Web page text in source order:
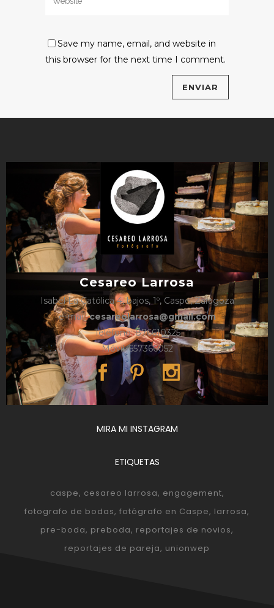
Save my name, email, and website in
this browser for the next time I comment.
Cesareo Larrosa
Isabel La Católica 4, bajos, 1º, Caspe, Zaragoza
e-mail:cesareolarrosa@gmail.com
Teléfono: 876610325
Móvil: 657366052
MIRA MI INSTAGRAM
ETIQUETAS
caspe cesareo larrosa engagement
fotografo de bodas fotógrafo en Caspe larrosa
pre-boda preboda reportajes de novios
reportajes de pareja unionwep